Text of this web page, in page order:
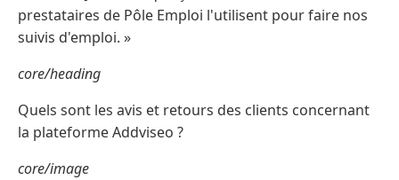
prestataires de Pôle Emploi l'utilisent pour faire nos
suivis d'emploi. »
core/heading
Quels sont les avis et retours des clients concernant
la plateforme Addviseo ?
core/image